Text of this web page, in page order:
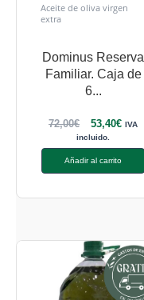
Aceite de oliva virgen
extra
Dominus Reserva
Familiar. Caja de
6...
72,00€ 53,40€ IVA
incluido.
Añadir al carrito